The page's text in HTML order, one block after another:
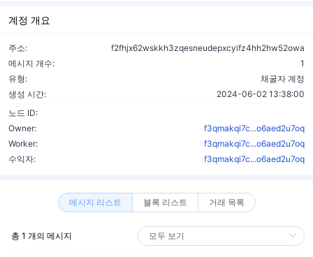
계정 개요
주소:
f2fhjx62wskkh3zqesneudepxcyifz4hh2hw52owa
메시지 개수:
1
유형:
채굴자 계정
생성 시간:
2024-06-02 13:38:00
노드 ID:
Owner:
f3qmakqi7c...o6aed2u7oq
Worker:
f3qmakqi7c...o6aed2u7oq
수익자:
f3qmakqi7c...o6aed2u7oq
메시지 리스트 블록 리스트 거래 목록
총 1 개의 메시지